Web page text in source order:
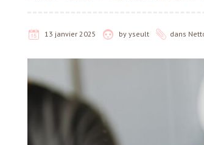
13 janvier 2025 by yseult dans